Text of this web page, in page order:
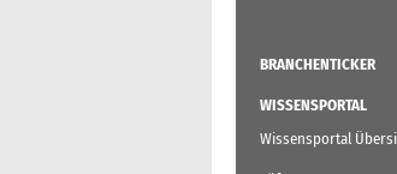
BRANCHENTICKER
WISSENSPORTAL
Wissensportal